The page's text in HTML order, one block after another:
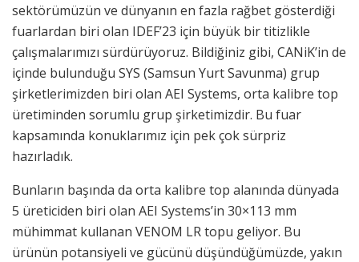
sektörümüzün ve dünyanın en fazla rağbet gösterdiği
fuarlardan biri olan IDEF’23 için büyük bir titizlikle
çalışmalarımızı sürdürüyoruz. Bildiğiniz gibi, CANiK’in de
içinde bulunduğu SYS (Samsun Yurt Savunma) grup
şirketlerimizden biri olan AEI Systems, orta kalibre top
üretiminden sorumlu grup şirketimizdir. Bu fuar
kapsamında konuklarımız için pek çok sürpriz
hazırladık.
Bunların başında da orta kalibre top alanında dünyada
5 üreticiden biri olan AEI Systems’in 30×113 mm
mühimmat kullanan VENOM LR topu geliyor. Bu
ürünün potansiyeli ve gücünü düşündüğümüzde, yakın